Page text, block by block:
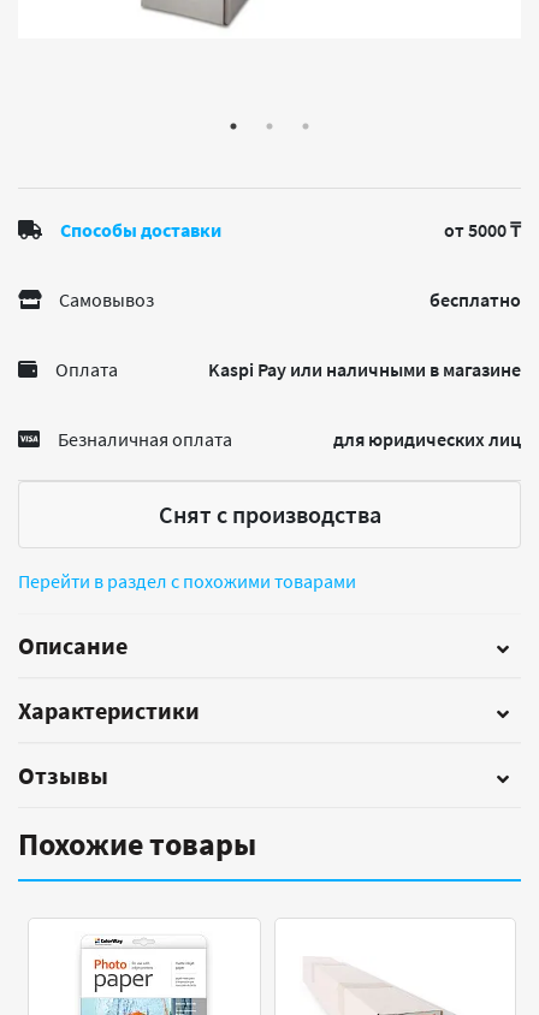
Способы доставки от 5000 ₸
Самовывоз бесплатно
Оплата Kaspi Pay или наличными в магазине
Безналичная оплата для юридических лиц
Снят с производства
Перейти в раздел с похожими товарами
Описание
Характеристики
Отзывы
Похожие товары